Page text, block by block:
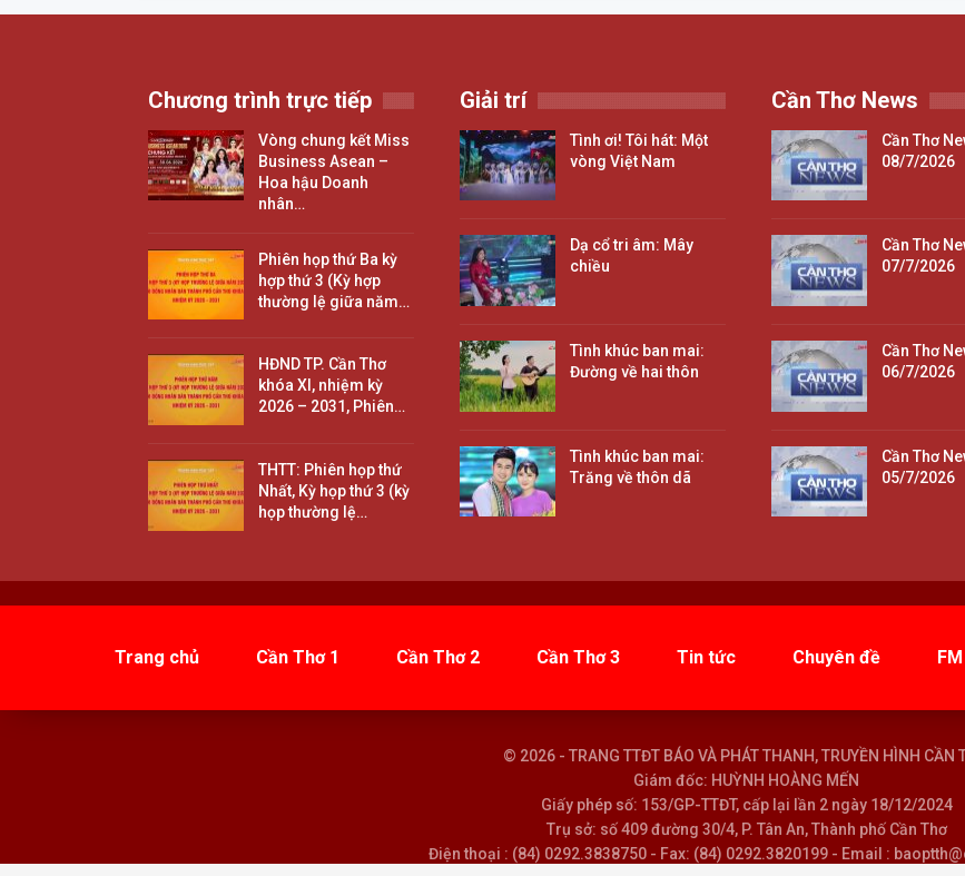
Chương trình trực tiếp
Vòng chung kết Miss
Business Asean –
Hoa hậu Doanh
nhân…
Phiên họp thứ Ba kỳ
hợp thứ 3 (Kỳ hợp
thường lệ giữa năm…
HĐND TP. Cần Thơ
khóa XI, nhiệm kỳ
2026 – 2031, Phiên…
THTT: Phiên họp thứ
Nhất, Kỳ họp thứ 3 (kỳ
họp thường lệ…
Giải trí
Tình ơi! Tôi hát: Một
vòng Việt Nam
Dạ cổ tri âm: Mây
chiều
Tình khúc ban mai:
Đường về hai thôn
Tình khúc ban mai:
Trăng về thôn dã
Cần Thơ News
Cần Thơ
08/7/2026
Cần Thơ
07/7/2026
Cần Thơ
06/7/2026
Cần Thơ
05/7/2026
Trang chủ Cần Thơ 1 Cần Thơ 2 Cần Thơ 3 Tin tức Chuyên đề
© 2026 - TRANG TTĐT BÁO VÀ PHÁT THANH, TRUYỀN HÌNH CẦN
Giám đốc: HUỲNH HOÀNG MẾN
Giấy phép số: 153/GP-TTĐT, cấp lại lần 2 ngày 18/12/2024
Trụ sở: số 409 đường 30/4, P. Tân An, Thành phố Cần Thơ
Điện thoại : (84) 0292.3838750 - Fax: (84) 0292.3820199 - Email :